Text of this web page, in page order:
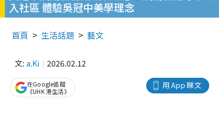
入社區 體驗吳冠中美學理念
首頁 生活話題 藝文
文: a.Ki 2026.02.12
用 App 睇文
在Google追蹤
《UHK 港生活》